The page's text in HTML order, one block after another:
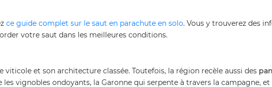
ce guide complet sur le saut en parachute en solo. Vous y trouverez des
votre saut dans les meilleures conditions.
et son architecture classée. Toutefois, la région recèle aussi des
les vignobles ondoyants, la Garonne qui serpente à travers la campagne,